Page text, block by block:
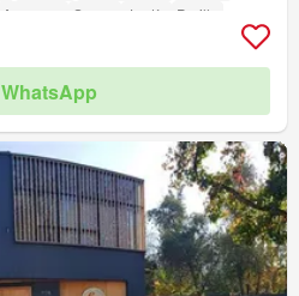
Ascensor Sauna Jardín Parilla
WhatsApp